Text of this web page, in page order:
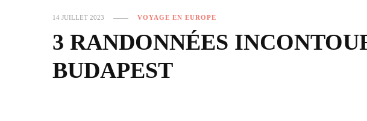
14 JUILLET 2023 VOYAGE EN EUROPE
3 RANDONNÉES
BUDAPEST